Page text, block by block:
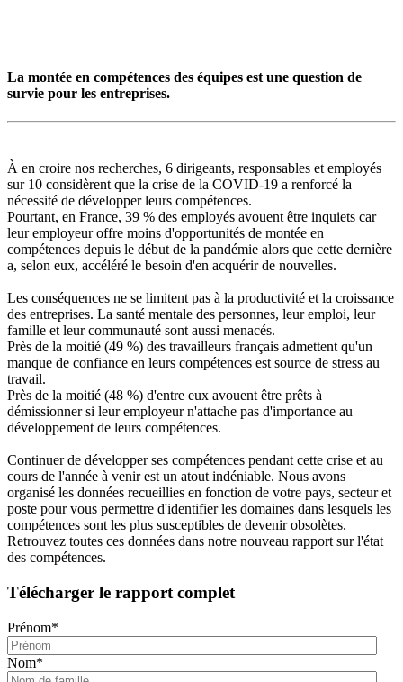
La montée en compétences des équipes est une question de
survie pour les entreprises.
À en croire nos recherches, 6 dirigeants, responsables et employés
sur 10 considèrent que la crise de la COVID-19 a renforcé la
nécessité de développer leurs compétences.
Pourtant, en France, 39 % des employés avouent être inquiets car
leur employeur offre moins d'opportunités de montée en
compétences depuis le début de la pandémie alors que cette dernière
a, selon eux, accéléré le besoin d'en acquérir de nouvelles.
Les conséquences ne se limitent pas à la productivité et la croissance
des entreprises. La santé mentale des personnes, leur emploi, leur
famille et leur communauté sont aussi menacés.
Près de la moitié (49 %) des travailleurs français admettent qu'un
manque de confiance en leurs compétences est source de stress au
travail.
Près de la moitié (48 %) d'entre eux avouent être prêts à
démissionner si leur employeur n'attache pas d'importance au
développement de leurs compétences.
Continuer de développer ses compétences pendant cette crise et au
cours de l'année à venir est un atout indéniable. Nous avons
organisé les données recueillies en fonction de votre pays, secteur et
poste pour vous permettre d'identifier les domaines dans lesquels les
compétences sont les plus susceptibles de devenir obsolètes.
Retrouvez toutes ces données dans notre nouveau rapport sur l'état
des compétences.
Télécharger le rapport complet
Prénom*
Nom*